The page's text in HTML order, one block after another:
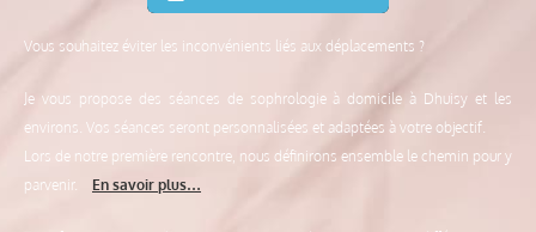
Vous souhaitez éviter les inconvénients liés aux déplacements ?
Je vous propose des séances de sophrologie à domicile à Dhuisy et les
environs. Vos séances seront personnalisées et adaptées à votre objectif.
Lors de notre première rencontre, nous définirons ensemble le chemin pour y
parvenir. En savoir plus…